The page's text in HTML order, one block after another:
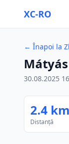
XC-RO
← Înapoi la
30.08.2025
2.4 km
Distanță